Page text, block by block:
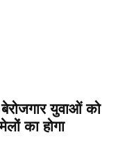
युवाओं को
का होगा